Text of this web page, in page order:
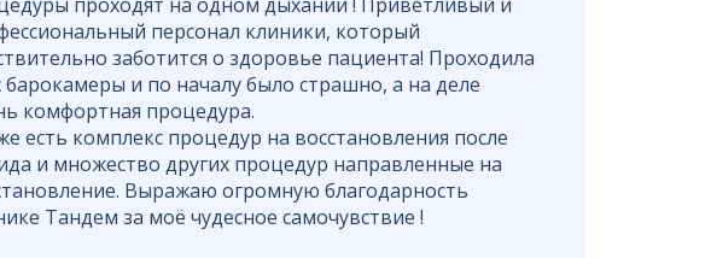
персонал клиники, который
заботится о здоровье пациента! Проходила
барокамеры и по началу было страшно, а на деле
комфортная процедура.
есть комплекс процедур на восстановления после
и множество других процедур направленные на
Выражаю огромную благодарность
Тандем за моё чудесное самочувствие !